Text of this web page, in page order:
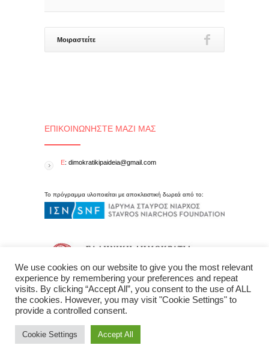
Μοιραστείτε
ΕΠΙΚΟΙΝΩΝΉΣΤΕ ΜΑΖΊ ΜΑΣ
E: dimokratikipaideia@gmail.com
Το πρόγραμμα υλοποιείται με αποκλειστική δωρεά από το:
We use cookies on our website to give you the most relevant
experience by remembering your preferences and repeat
visits. By clicking “Accept All”, you consent to the use of ALL
the cookies. However, you may visit "Cookie Settings" to
provide a controlled consent.
Cookie Settings Accept All